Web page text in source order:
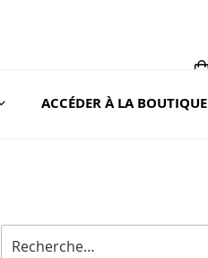
ACCÉDER À LA BOUTIQUE
pour